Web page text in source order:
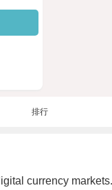
排行
currency